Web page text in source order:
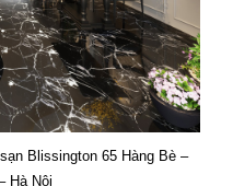
Blissington 65 Hàng Bè –
Hà Nội